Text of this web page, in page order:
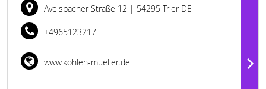
Avelsbacher Straße 12 | 54295 Trier DE
+4965123217
www.kohlen-mueller.de